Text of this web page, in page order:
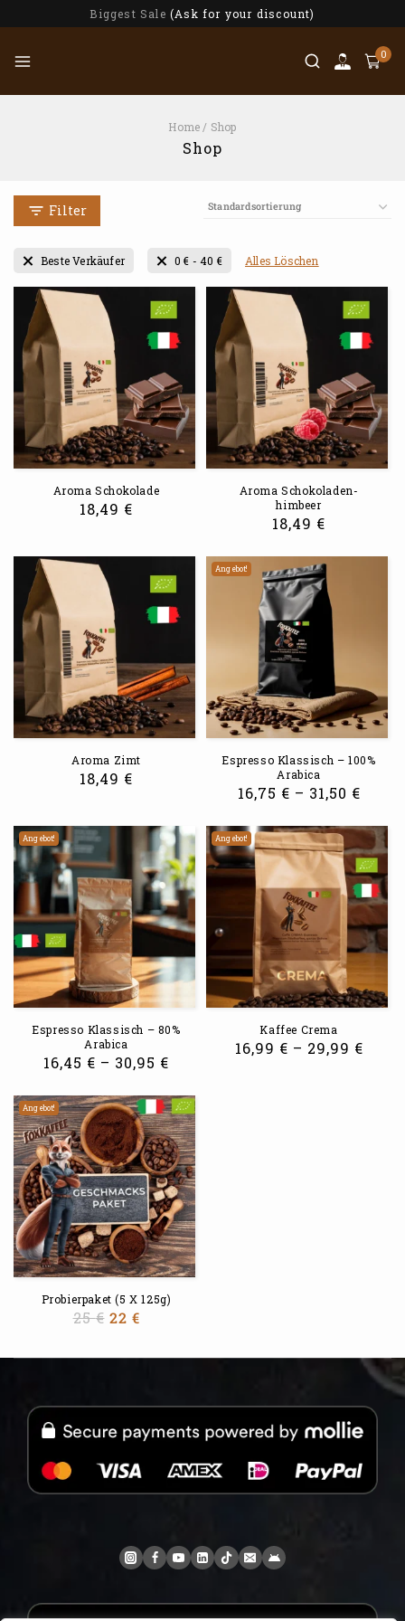
Biggest Sale (Ask for your discount)
0
Home / Shop
Shop
Filter
Beste Verkäufer 0€ -40 € Alles Löschen
Aroma Schokolade
18,49 €
Aroma Schokoladen-
himbeer
18,49 €
Aroma Zimt
18,49 €
Angebot!
Espresso Klassisch – 100%
Arabica
16,75 € – 31,50 €
Angebot!
Espresso Klassisch – 80%
Arabica
16,45 € – 30,95 €
Angebot!
Kaffee Crema
16,99 € – 29,99 €
Angebot!
Probierpaket (5 X 125g)
25€ 22 €